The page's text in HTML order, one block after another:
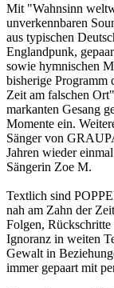
Mit "Wahnsinn
unverkennbaren
aus typischen
Englandpunk,
sowie hymnischen
bisherige Programm
Zeit am falschen
markanten Gesang
Momente ein.
Sänger von
Jahren wieder
Sängerin Zoe M.
Textlich sind
nah am Zahn der
Folgen,
Ignoranz in weiten
Gewalt in
immer gepaart mit